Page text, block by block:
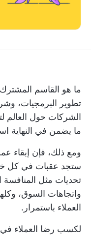
ما هو القاسم
تطوير البرمجيات،
الشركات حول العالم
ما يضمن في النهاية
ومع ذلك، فإن إبقاء
ستجد عقبات في كل
تحديات مثل المنافسة
واتجاهات السوق،
العملاء باستمرار.
لكسب رضا العملاء